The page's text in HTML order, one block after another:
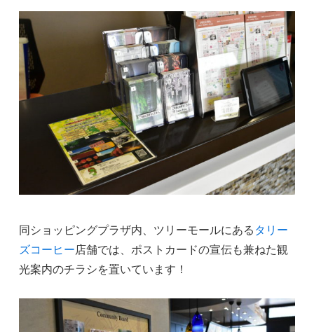
同ショッピングプラザ内、ツリーモールにある タリー
ズコーヒー店舗では、ポストカードの宣伝も兼ねた観
光案内のチラシを置いています！